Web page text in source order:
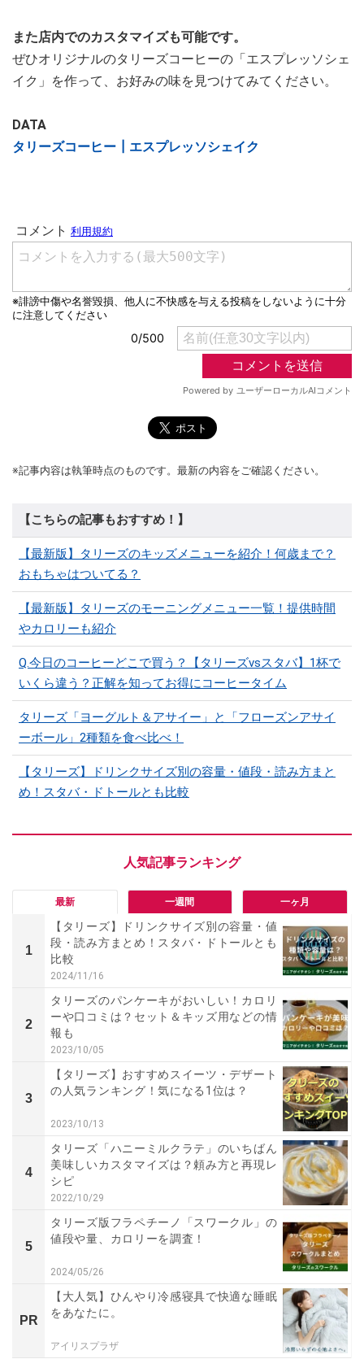
また店内でのカスタマイズも可能です。
ぜひオリジナルのタリーズコーヒーの「エスプレッソシェ
イク」を作って、お好みの味を見つけてみてください。
DATA
タリーズコーヒー┃エスプレッソシェイク
※記事内容は執筆時点のものです。最新の内容をご確認ください。
【こちらの記事もおすすめ！】
【最新版】タリーズのキッズメニューを紹介！何歳まで？
おもちゃはついてる？
【最新版】タリーズのモーニングメニュー一覧！提供時間
やカロリーも紹介
Q.今日のコーヒーどこで買う？【タリーズvsスタバ】1杯で
いくら違う？正解を知ってお得にコーヒータイム
タリーズ「ヨーグルト＆アサイー」と「フローズンアサイ
ーボール」2種類を食べ比べ！
【タリーズ】ドリンクサイズ別の容量・値段・読み方まと
め！スタバ・ドトールとも比較
最新 一週間 一ヶ月
1
【タリーズ】ドリンクサイズ別の容量・値
段・読み方まとめ！スタバ・ドトールとも
比較
2024/11/16
2
タリーズのパンケーキがおいしい！カロリ
ーや口コミは？セット＆キッズ用などの情
報も
2023/10/05
3
【タリーズ】おすすめスイーツ・デザート
の人気ランキング！気になる1位は？
2023/10/13
4
タリーズ「ハニーミルクラテ」のいちばん
美味しいカスタマイズは？頼み方と再現レ
シピ
2022/10/29
5
タリーズ版フラペチーノ「スワークル」の
値段や量、カロリーを調査！
2024/05/26
PR
【大人気】ひんやり冷感寝具で快適な睡眠
をあなたに。
アイリスプラザ